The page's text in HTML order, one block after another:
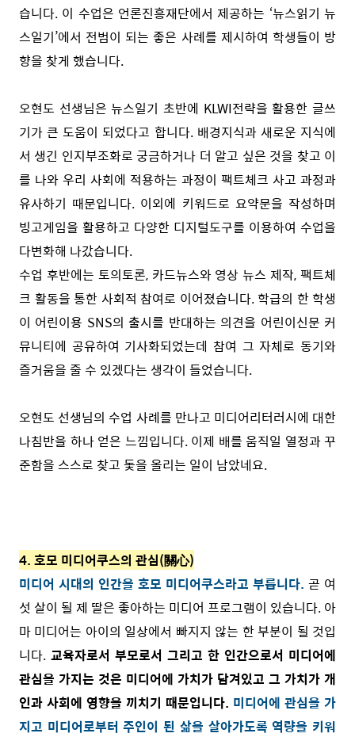
습니다. 이 수업은 언론진흥재단에서 제공하는 ‘뉴스읽기 뉴
스일기’에서 전범이 되는 좋은 사례를 제시하여 학생들이 방
향을 찾게 했습니다.
오현도 선생님은 뉴스일기 초반에 KLWI전략을 활용한 글쓰
기가 큰 도움이 되었다고 합니다. 배경지식과 새로운 지식에
서 생긴 인지부조화로 궁금하거나 더 알고 싶은 것을 찾고 이
를 나와 우리 사회에 적용하는 과정이 팩트체크 사고 과정과
유사하기 때문입니다. 이외에 키워드로 요약문을 작성하며
빙고게임을 활용하고 다양한 디지털도구를 이용하여 수업을
다변화해 나갔습니다.
수업 후반에는 토의토론, 카드뉴스와 영상 뉴스 제작, 팩트체
크 활동을 통한 사회적 참여로 이어졌습니다. 학급의 한 학생
이 어린이용 SNS의 출시를 반대하는 의견을 어린이신문 커
뮤니티에 공유하여 기사화되었는데 참여 그 자체로 동기와
즐거움을 줄 수 있겠다는 생각이 들었습니다.
오현도 선생님의 수업 사례를 만나고 미디어리터러시에 대한
나침반을 하나 얻은 느낌입니다. 이제 배를 움직일 열정과 꾸
준함을 스스로 찾고 돛을 올리는 일이 남았네요.
4. 호모 미디어쿠스의 관심(關心)
미디어 시대의 인간을 호모 미디어쿠스라고 부릅니다. 곧 여
섯 살이 될 제 딸은 좋아하는 미디어 프로그램이 있습니다. 아
마 미디어는 아이의 일상에서 빠지지 않는 한 부분이 될 것입
니다. 교육자로서 부모로서 그리고 한 인간으로서 미디어에
관심을 가지는 것은 미디어에 가치가 담겨있고 그 가치가 개
인과 사회에 영향을 끼치기 때문입니다. 미디어에 관심을 가
지고 미디어로부터 주인이 된 삶을 살아가도록 역량을 키워